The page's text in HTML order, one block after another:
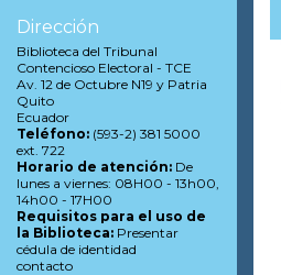
Dirección
Biblioteca del Tribunal
Contencioso Electoral - TCE
Av. 12 de Octubre N19 y Patria
Quito
Ecuador
Teléfono: (593-2) 381 5000
ext. 722
Horario de atención: De
lunes a viernes: 08H00 - 13h00,
14h00 - 17H00
Requisitos para el uso de
la Biblioteca: Presentar
cédula de identidad
contacto